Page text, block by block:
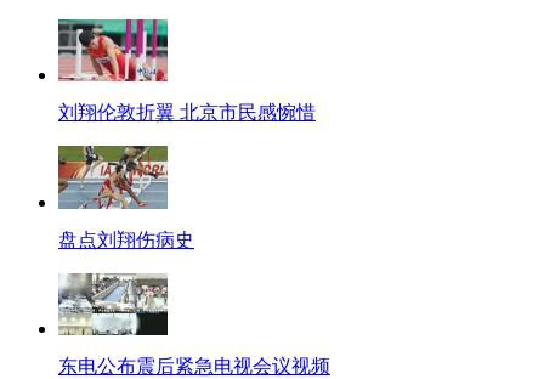
刘翔伦敦折翼 北京市民感惋惜
盘点刘翔伤病史
东电公布震后紧急电视会议视频